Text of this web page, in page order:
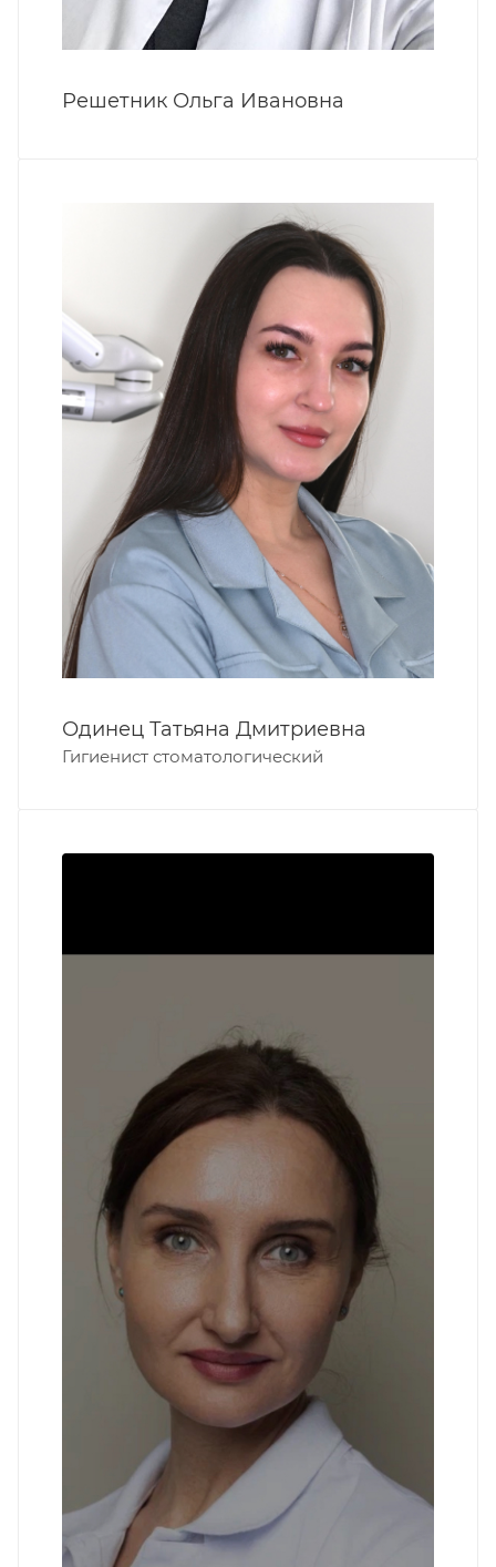
Решетник Ольга Ивановна
Одинец Татьяна Дмитриевна
Гигиенист стоматологический